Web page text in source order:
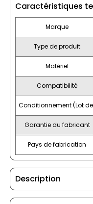
Caractéristiques
Marque
Type de produit
Matériel
Compatibilité
Conditionnement (Lot
Garantie du fabricant
Pays de fabrication
Description